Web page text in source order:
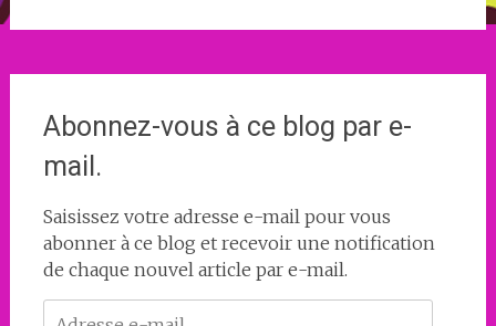
Abonnez-vous à ce blog par e-
mail.
Saisissez votre adresse e-mail pour vous
abonner à ce blog et recevoir une notification
de chaque nouvel article par e-mail.
Adresse